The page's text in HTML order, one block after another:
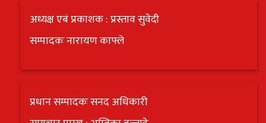
भिडियो
अध्यक्ष एबं प्रकाशक : प्रस्ताव सुवेदी
सम्पादकः नारायण काफ्ले
प्रधान सम्पादकः सनद अधिकारी